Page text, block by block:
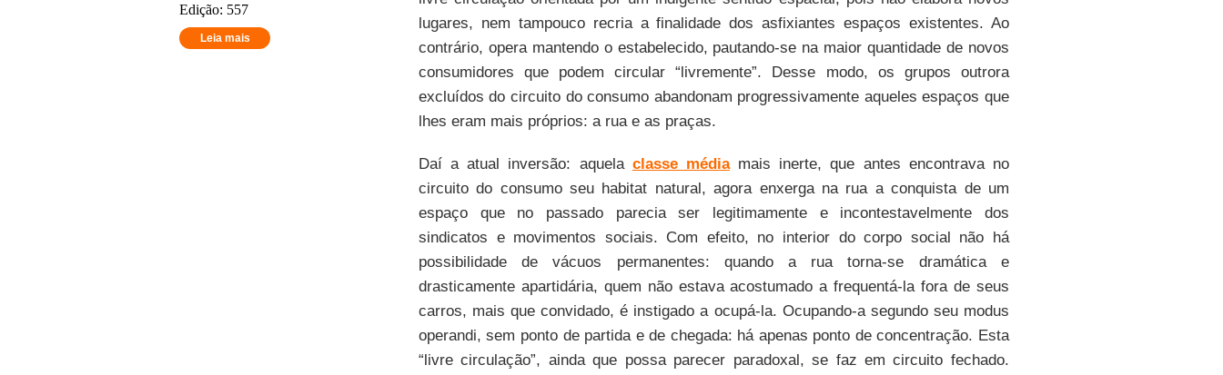
Edição: 557
Leia mais
lugares, nem tampouco recria a finalidade dos asfixiantes espaços existentes. Ao
contrário, opera mantendo o estabelecido, pautando-se na maior quantidade de novos
consumidores que podem circular “livremente”. Desse modo, os grupos outrora
excluídos do circuito do consumo abandonam progressivamente aqueles espaços que
lhes eram mais próprios: a rua e as praças.
Daí a atual inversão: aquela classe médiamais inerte, que antes encontrava no
circuito do consumo seu habitat natural, agora enxerga na rua a conquista de um
espaço que no passado parecia ser legitimamente e incontestavelmente dos
sindicatos e movimentos sociais. Com efeito, no interior do corpo social não há
possibilidade de vácuos permanentes: quando a rua torna-se dramática e
drasticamente apartidária, quem não estava acostumado a frequentá-la fora de seus
carros, mais que convidado, é instigado a ocupá-la. Ocupando-a segundo seu modus
operandi, sem ponto de partida e de chegada: há apenas ponto de concentração. Esta
“livre circulação”, ainda que possa parecer paradoxal, se faz em circuito fechado.